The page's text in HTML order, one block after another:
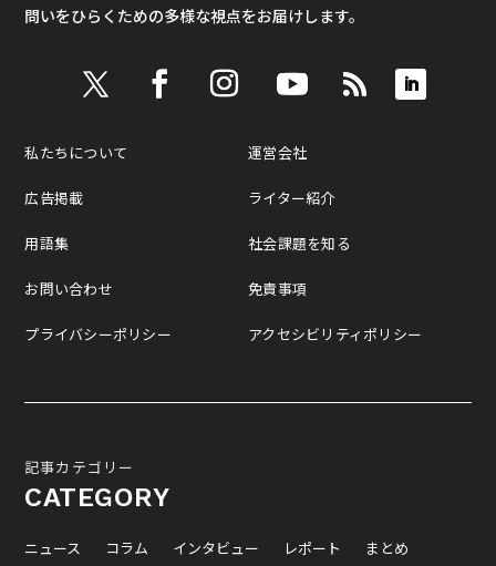
問いをひらくための多様な視点をお届けします。
私たちについて
広告掲載
用語集
お問い合わせ
プライバシーポリシー
運営会社
ライター紹介
社会課題を知る
免責事項
アクセシビリティポリシー
記事カテゴリー
CATEGORY
ニュース コラム インタビュー レポート
まとめ